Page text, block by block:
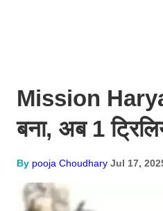
Mission
बना, अब 1
By pooja Choudhary Jul 17,